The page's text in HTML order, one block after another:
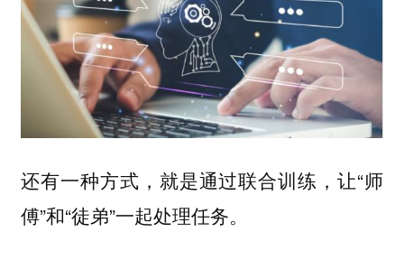
还有一种方式，就是通过联合训练，让“师
傅”和“徒弟”一起处理任务。